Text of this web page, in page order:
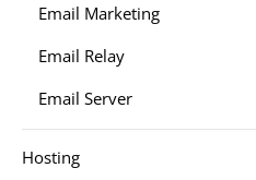
Email Marketing
Email Relay
Email Server
Hosting